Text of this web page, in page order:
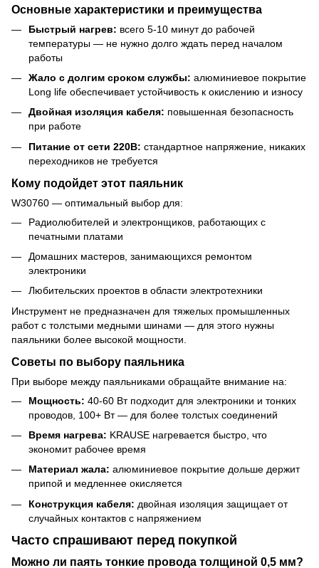
Основные характеристики и преимущества
Быстрый нагрев: всего 5-10 минут до рабочей
температуры — не нужно долго ждать перед началом
работы
Жало с долгим сроком службы: алюминиевое покрытие
Long life обеспечивает устойчивость к окислению и износу
Двойная изоляция кабеля: повышенная безопасность
при работе
Питание от сети 220В: стандартное напряжение, никаких
переходников не требуется
Кому подойдет этот паяльник
W30760 — оптимальный выбор для:
Радиолюбителей и электронщиков, работающих с
печатными платами
Домашних мастеров, занимающихся ремонтом
электроники
Любительских проектов в области электротехники
Инструмент не предназначен для тяжелых промышленных
работ с толстыми медными шинами — для этого нужны
паяльники более высокой мощности.
Советы по выбору паяльника
При выборе между паяльниками обращайте внимание на:
Мощность: 40-60 Вт подходит для электроники и тонких
проводов, 100+ Вт — для более толстых соединений
Время нагрева: KRAUSE нагревается быстро, что
экономит рабочее время
Материал жала: алюминиевое покрытие дольше держит
припой и медленнее окисляется
Конструкция кабеля: двойная изоляция защищает от
случайных контактов с напряжением
Часто спрашивают перед покупкой
Можно ли паять тонкие провода толщиной 0,5 мм?